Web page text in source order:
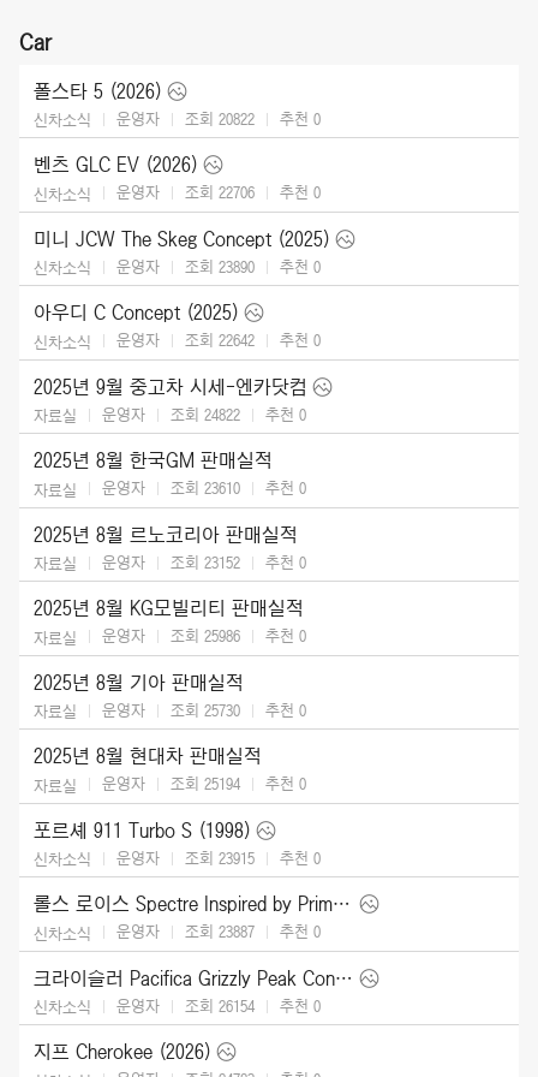
Car
폴스타 5 (2026)
신차소식 운영자 조회 20822 추천 0
벤츠 GLC EV (2026)
신차소식 운영자 조회 22706 추천 0
미니 JCW The Skeg Concept (2025)
신차소식 운영자 조회 23890 추천 0
아우디 C Concept (2025)
신차소식 운영자 조회 22642 추천 0
2025년 9월 중고차 시세-엔카닷컴
자료실 운영자 조회 24822 추천 0
2025년 8월 한국GM 판매실적
자료실 운영자 조회 23610 추천 0
2025년 8월 르노코리아 판매실적
자료실 운영자 조회 23152 추천 0
2025년 8월 KG모빌리티 판매실적
자료실 운영자 조회 25986 추천 0
2025년 8월 기아 판매실적
자료실 운영자 조회 25730 추천 0
2025년 8월 현대차 판매실적
자료실 운영자 조회 25194 추천 0
포르셰 911 Turbo S (1998)
신차소식 운영자 조회 23915 추천 0
롤스 로이스 Spectre Inspired by Primavera (2026)
신차소식 운영자 조회 23887 추천 0
크라이슬러 Pacifica Grizzly Peak Concept (2025)
신차소식 운영자 조회 26154 추천 0
지프 Cherokee (2026)